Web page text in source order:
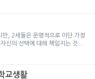
만, 2세들은 운명적으로 이단 가정
신의 선택에 대해 책임지는 것...
교생활